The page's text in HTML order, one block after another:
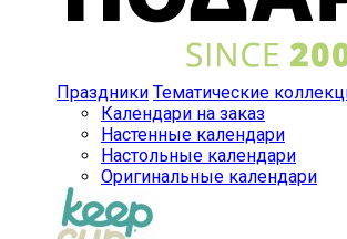
Праздники Тематические
Календари на заказ
Настенные календари
Настольные календари
Оригинальные календари